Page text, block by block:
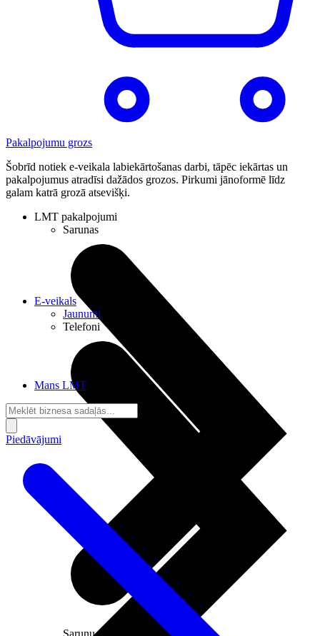
Pakalpojumu grozs
Šobrīd notiek e-veikala labiekārtošanas darbi, tāpēc iekārtas un
pakalpojumus atradīsi dažādos grozos. Pirkumi jānoformē līdz
galam katrā grozā atsevišķi.
LMT pakalpojumi
Sarunas
Sarunu pieslēgumi
E-veikals
Jaunumi
Telefoni
Mans LMT
Piedāvājumi